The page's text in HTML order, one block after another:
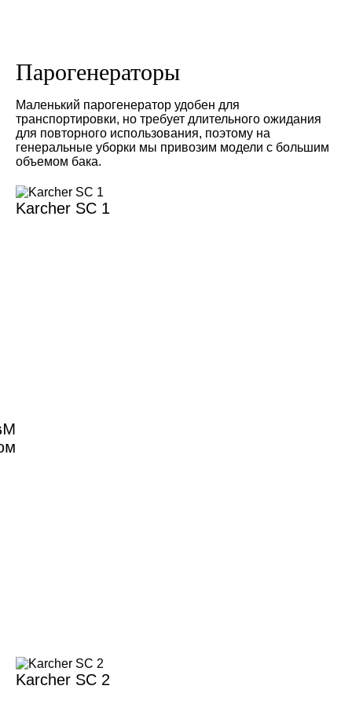
Парогенераторы
Маленький парогенератор удобен для
транспортировки, но требует длительного ожидания
для повторного использования, поэтому на
генеральные уборки мы привозим модели с большим
объемом бака.
Karcher SC 1
Karcher SC 2